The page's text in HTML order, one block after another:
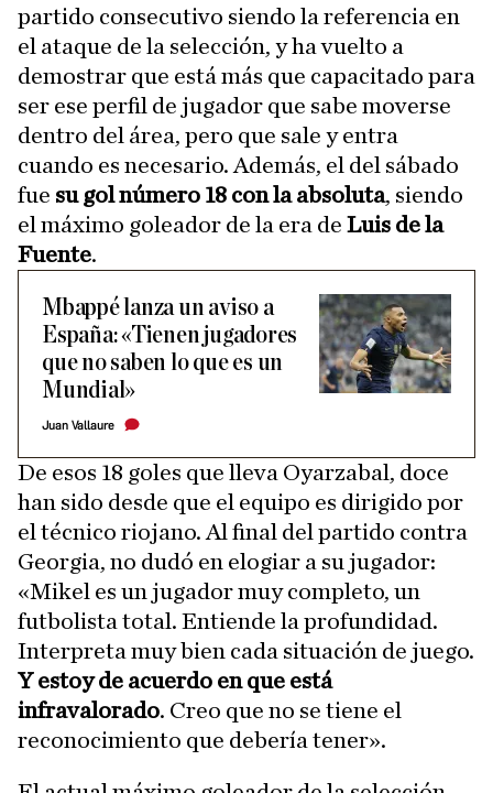
partido consecutivo siendo la referencia en
el ataque de la selección, y ha vuelto a
demostrar que está más que capacitado para
ser ese perfil de jugador que sabe moverse
dentro del área, pero que sale y entra
cuando es necesario. Además, el del sábado
fue su gol número 18 con la absoluta, siendo
el máximo goleador de la era de Luis de la
Fuente.
Mbappé lanza un aviso a
España: «Tienen jugadores
que no saben lo que es un
Mundial»
Juan Vallaure
De esos 18 goles que lleva Oyarzabal, doce
han sido desde que el equipo es dirigido por
el técnico riojano. Al final del partido contra
Georgia, no dudó en elogiar a su jugador:
«Mikel es un jugador muy completo, un
futbolista total. Entiende la profundidad.
Interpreta muy bien cada situación de juego.
Y estoy de acuerdo en que está
infravalorado. Creo que no se tiene el
reconocimiento que debería tener».